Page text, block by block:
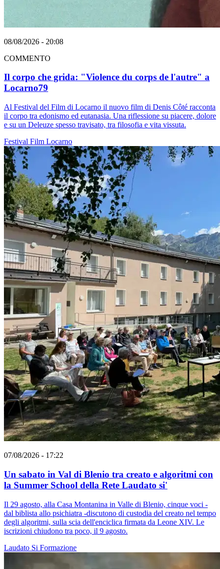
08/08/2026 - 20:08
COMMENTO
Il corpo che grida: "Violence du corps de l'autre" a
Locarno79
Al Festival del Film di Locarno il nuovo film di Denis Côté racconta
il corpo tra edonismo ed eutanasia. Una riflessione su piacere, dolore
e su un Deleuze spesso travisato, tra filosofia e vita vissuta.
Festival Film Locarno
07/08/2026 - 17:22
Un sabato in Val di Blenio tra creato e algoritmi con
la Summer School della Rete Laudato si'
Il 29 agosto, alla Casa Montanina in Valle di Blenio, cinque voci -
dal biblista allo psichiatra -discutono di custodia del creato nel tempo
degli algoritmi, sulla scia dell'enciclica firmata da Leone XIV. Le
iscrizioni chiudono tra poco, il 9 agosto.
Laudato Si Formazione